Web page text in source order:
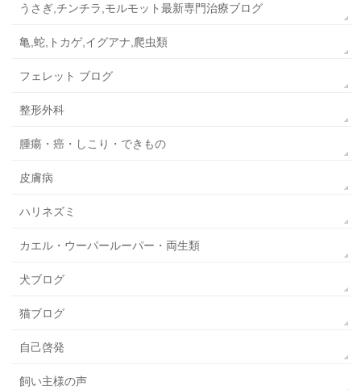
うさぎ,チンチラ,モルモット最新専門治療ブログ
亀,蛇,トカゲ,イグアナ,爬虫類
フェレット ブログ
整形外科
腫瘍・癌・しこり・できもの
皮膚病
ハリネズミ
カエル・ウーパールーパー・両生類
犬ブログ
猫ブログ
自己啓発
飼い主様の声